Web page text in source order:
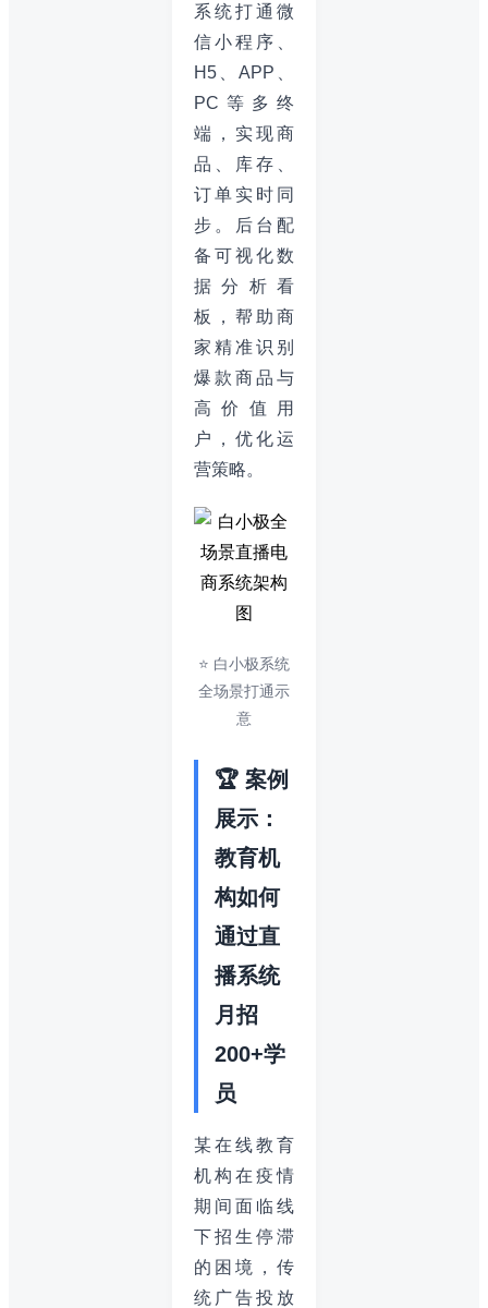
系统打通微
信小程序、
H5、APP、
PC等多终
端，实现商
品、库存、
订单实时同
步。后台配
备可视化数
据分析看
板，帮助商
家精准识别
爆款商品与
高价值用
户，优化运
营策略。
⭐ 白小极系统
全场景打通示
意
🏆 案例
展示：
教育机
构如何
通过直
播系统
月招
200+学
员
某在线教育
机构在疫情
期间面临线
下招生停滞
的困境，传
统广告投放